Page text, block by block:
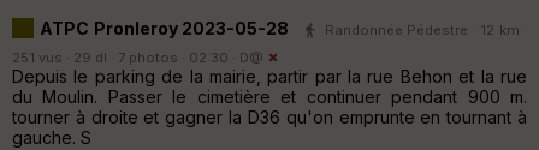
ATPC Pronleroy 2023-05-28
Randonnée Pédestre · 12 km ·
251 vus · 29 dl · 7 photos · 02:30 · D@
Depuis le parking de la mairie, partir par la rue Behon et la rue
du Moulin. Passer le cimetière et continuer pendant 900 m.
tourner à droite et gagner la D36 qu'on emprunte en tournant à
gauche. S